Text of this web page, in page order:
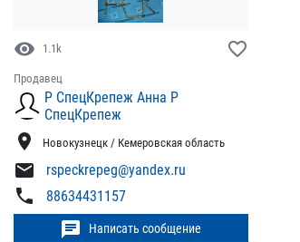
visibility 1.1k favorite_border
Продавец
Р СпецКрепеж Анна Р
СпецКрепеж
location_on Новокузнецк / Кемеровская область
mail rspeckrepeg@yandex.ru
phone 88634431157
chat Написать сообщение